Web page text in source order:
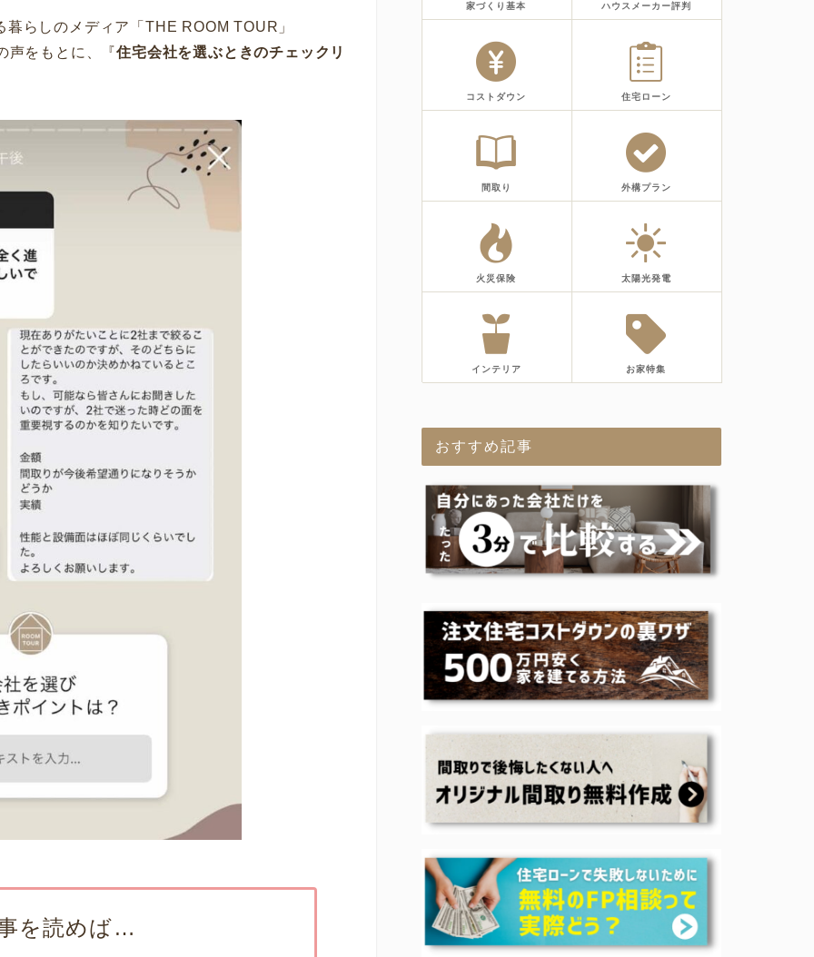
らしのメディア「THE ROOM TOUR」
声をもとに、『住宅会社を選ぶときのチェックリ
を読めば…
家づくり基本 ハウスメーカー評判
コストダウン 住宅ローン
間取り 外構プラン
火災保険 太陽光発電
インテリア お家特集
おすすめ記事